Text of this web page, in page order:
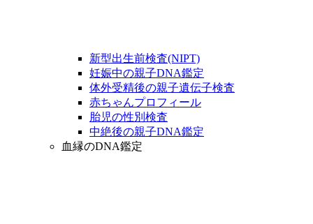
新型出生前検査(NIPT)
妊娠中の親子DNA鑑定
体外受精後の親子遺伝子検査
赤ちゃんプロフィール
胎児の性別検査
中絶後の親子DNA鑑定
血縁のDNA鑑定